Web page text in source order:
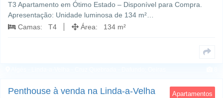
T3 Apartamento em Ótimo Estado – Disponível para Compra.
Apresentação: Unidade luminosa de 134 m²…
Camas: T4
Área: 134 m²
Apartamentos
Penthouse à venda na Linda-a-Velha